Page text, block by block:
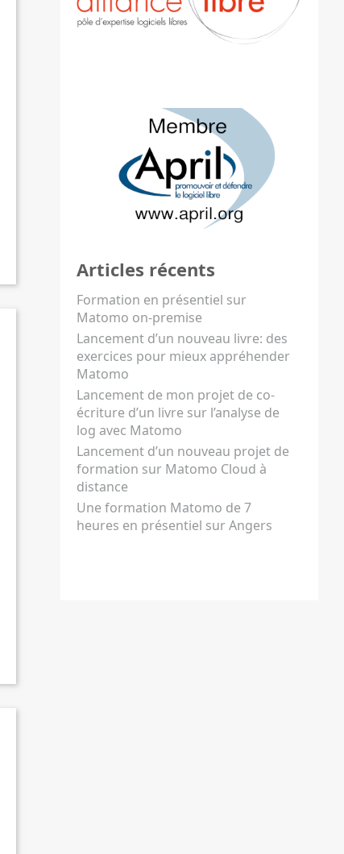
Articles récents
Formation en présentiel sur
Matomo on-premise
Lancement d’un nouveau livre: des
exercices pour mieux appréhender
Matomo
Lancement de mon projet de co-
écriture d’un livre sur l’analyse de
log avec Matomo
Lancement d’un nouveau projet de
formation sur Matomo Cloud à
distance
Une formation Matomo de 7
heures en présentiel sur Angers